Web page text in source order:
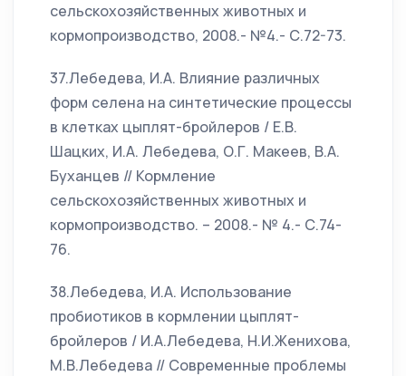
сельскохозяйственных животных и
кормопроизводство, 2008.- №4.- С.72-73.
37.Лебедева, И.А. Влияние различных
форм селена на синтетические процессы
в клетках цыплят-бройлеров / Е.В.
Шацких, И.А. Лебедева, О.Г. Макеев, В.А.
Буханцев // Кормление
сельскохозяйственных животных и
кормопроизводство. – 2008.- № 4.- С.74-
76.
38.Лебедева, И.А. Использование
пробиотиков в кормлении цыплят-
бройлеров / И.А.Лебедева, Н.И.Женихова,
М.В.Лебедева // Современные проблемы